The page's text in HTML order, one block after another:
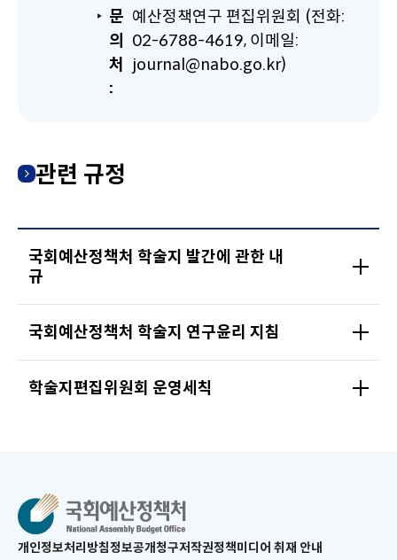
문
의
처
:
예산정책연구 편집위원회 (전화:
02-6788-4619, 이메일:
journal@nabo.go.kr)
관련 규정
국회예산정책처 학술지 발간에 관한 내
규
국회예산정책처 학술지 연구윤리 지침
학술지편집위원회 운영세칙
개인정보처리방침새
정보공개청구저작권정책미디어 취재 안내